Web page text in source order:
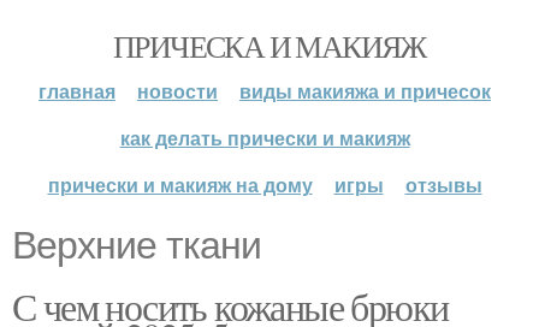
ПРИЧЕСКА И МАКИЯЖ
главная новости
виды макияжа и причесок
как делать прически и макияж
прически и макияж на дому
игры отзывы
Верхние ткани
С чем носить кожаные брюки